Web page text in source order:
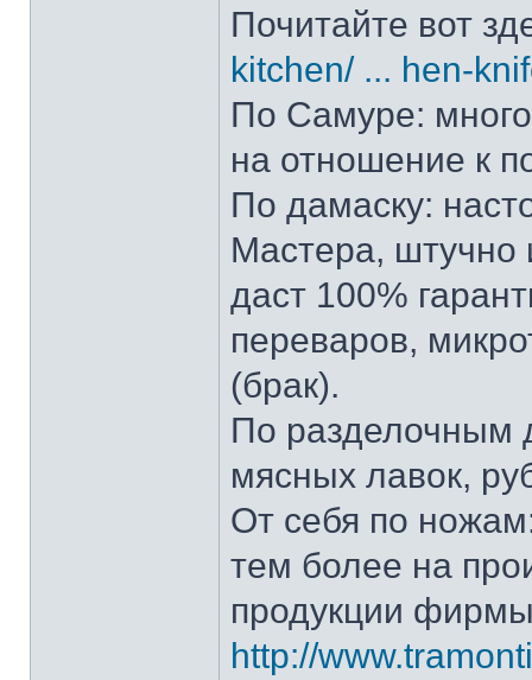
Почитайте вот
kitchen/ ... hen-
По Самуре: много
на отношение к
По дамаску:
Мастера, штучно
даст 100%
переваров,
(брак).
По разделочным
мясных лавок,
От себя по
тем более на
продукции
http://